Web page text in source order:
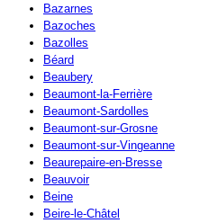
Bazarnes
Bazoches
Bazolles
Béard
Beaubery
Beaumont-la-Ferrière
Beaumont-Sardolles
Beaumont-sur-Grosne
Beaumont-sur-Vingeanne
Beaurepaire-en-Bresse
Beauvoir
Beine
Beire-le-Châtel